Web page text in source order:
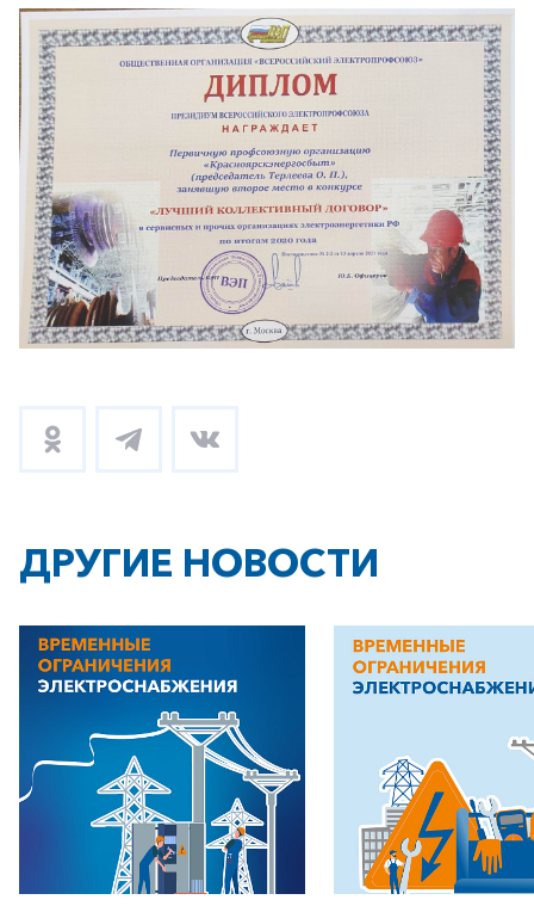
+7-800-700-24-57
Заказать обратный звонок
Частным клиентам
Корпоративным клиентам
ДРУГИЕ НОВОСТИ